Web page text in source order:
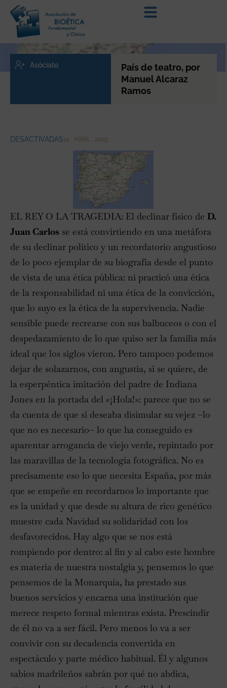
País de teatro, por
Manuel Alcaraz
Ramos
Asóciate
DESACTIVADAS14 · ABRIL · 2025
EL REY O LA TRAGEDIA: El declinar físico de D.
Juan Carlos se está convirtiendo en una metáfora
de su declinar político y un recordatorio angustioso
de lo poco ejemplar de su biografía desde el punto
de vista de una ética pública: ni practicó una ética
de la responsabilidad ni una ética de la convicción,
que lo suyo es la ética de la supervivencia. Nadie
sensible puede recrearse con sus balbuceos o con el
despedazamiento de lo que quiso ser la familia más
ideal que los siglos vieron. Pero tampoco podemos
dejar de solazarnos, con angustia, si se quiere, de
la esperpéntica imitación del padre de Indiana
Jones en la portada del «¡Hola!»: parece que no se
da cuenta de que si deseaba disimular su vejez –lo
que no es necesario– lo que ha conseguido es
aparentar arrogancia de viejo verde, repintado por
las maravillas de la tecnología fotográfica. No es
precisamente eso lo que necesita España, por más
que se empeñe en recordarnos lo importante que
es la unidad y que desde su altura de rico genético
muestre cada Navidad su solidaridad con los
desfavorecidos. Hay algo que se nos está
rompiendo por dentro: al fin y al cabo este hombre
es materia de nuestra nostalgia y, pensemos lo que
pensemos de la Monarquía, ha prestado sus
buenos servicios y encarna una institución que
merece respeto formal mientras exista. Prescindir
de él no va a ser fácil. Pero menos lo va a ser
convivir con su decadencia convertida en
espectáculo y parte médico habitual. Él y algunos
sabios madrileños sabrán por qué no abdica,